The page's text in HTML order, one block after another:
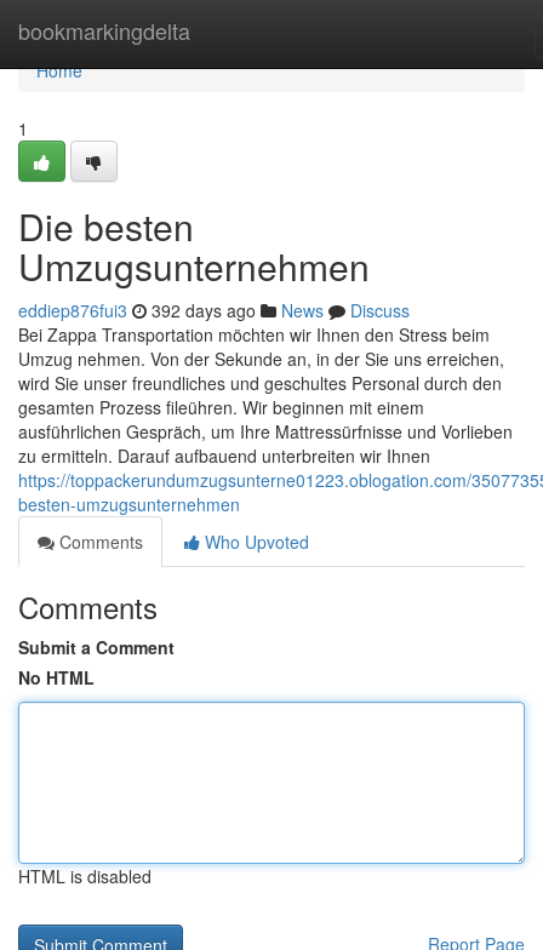
bookmarkingdelta
Home
Home
1
Die besten
Umzugsunternehmen
eddiep876fui3 392 days ago News
Discuss
Bei Zappa Transportation möchten wir Ihnen den Stress beim
Umzug nehmen. Von der Sekunde an, in der Sie uns erreichen,
wird Sie unser freundliches und geschultes Personal durch den
gesamten Prozess fileühren. Wir beginnen mit einem
ausführlichen Gespräch, um Ihre Mattressürfnisse und Vorlieben
zu ermitteln. Darauf aufbauend unterbreiten wir Ihnen
https://toppackerundumzugsunterne01223.oblogation.com/
besten-umzugsunternehmen
Comments
Who Upvoted
Comments
Submit a Comment
No HTML
HTML is disabled
Report Page